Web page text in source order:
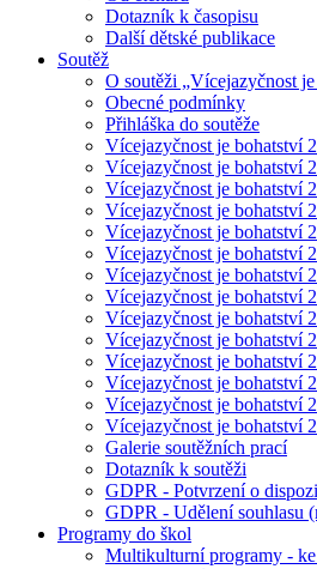
Dotazník k časopisu
Další dětské publikace
Soutěž
O soutěži „Vícejazyčnost
Obecné podmínky
Přihláška do soutěže
Vícejazyčnost je bohatství
Vícejazyčnost je bohatství
Vícejazyčnost je bohatství
Vícejazyčnost je bohatství
Vícejazyčnost je bohatství
Vícejazyčnost je bohatství
Vícejazyčnost je bohatství
Vícejazyčnost je bohatství
Vícejazyčnost je bohatství
Vícejazyčnost je bohatství
Vícejazyčnost je bohatství
Vícejazyčnost je bohatství
Vícejazyčnost je bohatství
Vícejazyčnost je bohatství
Galerie soutěžních prací
Dotazník k soutěži
GDPR - Potvrzení o
GDPR - Udělení souhlasu
Programy do škol
Multikulturní programy - ke